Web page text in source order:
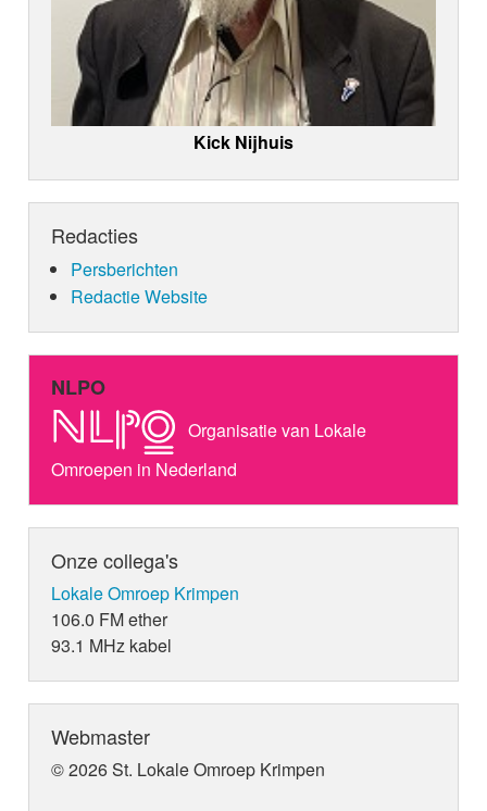
Kick Nijhuis
Redacties
Persberichten
Redactie Website
NLPO
Organisatie van Lokale
Omroepen in Nederland
Onze collega's
Lokale Omroep Krimpen
106.0 FM ether
93.1 MHz kabel
Webmaster
© 2026 St. Lokale Omroep Krimpen